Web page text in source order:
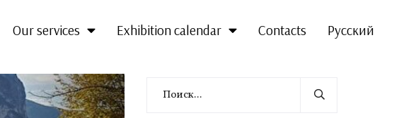
Our services Exhibition calendar Contacts Русский